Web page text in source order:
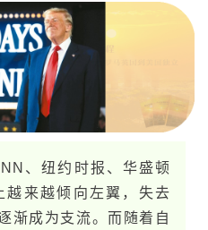
、纽​约​时​报、华盛顿
越来越倾向左翼，失去
渐成为支流。而随着自